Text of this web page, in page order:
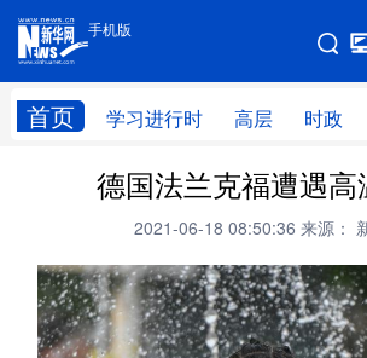
手机版
首页 学习进行时 高层 时政
手机版
网站地图
学习进行时 高层 时政
财经 网评
台湾 思客智库 全球连线
科技 科创 量子
德国法兰克福遭遇高
2021-06-18 08:50:36 来源：